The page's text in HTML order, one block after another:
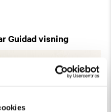
Guidad visning